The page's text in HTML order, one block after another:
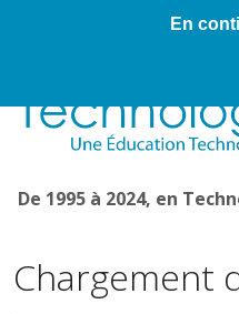
Cahier de textes
De 1995 à 2024, en
Chargement
En